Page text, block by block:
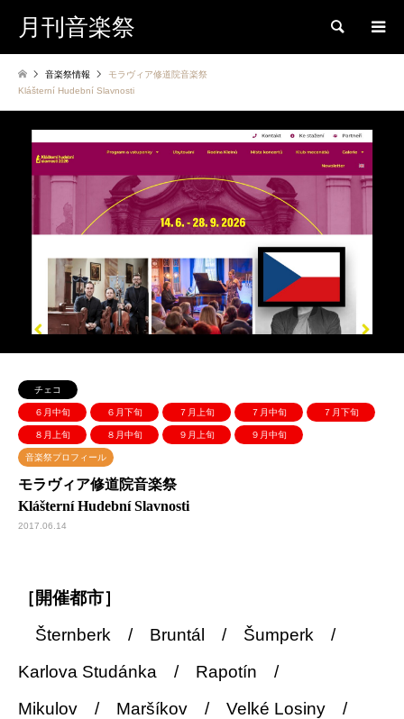
月刊音楽祭 検索
音楽祭情報
モラヴィア修道院音楽祭
Klášterní Hudební Slavnosti
チェコ
６月中旬 ６月下旬 ７月上旬 ７月中旬 ７月下旬
８月上旬 ８月中旬 ９月上旬 ９月中旬
音楽祭プロフィール
モラヴィア修道院音楽祭
Klášterní Hudební Slavnosti
2017.06.14
［開催都市］
Šternberk / Bruntál / Šumperk /
Karlova Studánka / Rapotín /
Mikulov / Maršíkov / Velké Losiny /